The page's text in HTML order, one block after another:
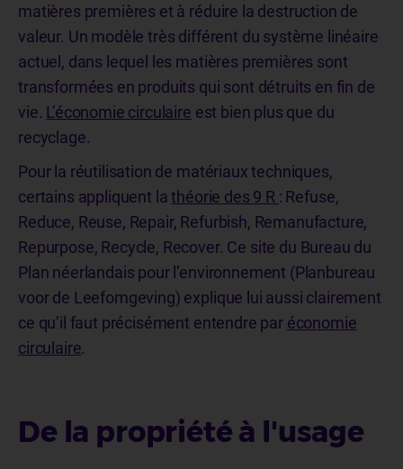
matières premières et à réduire la destruction de
valeur. Un modèle très différent du système linéaire
actuel, dans lequel les matières premières sont
transformées en produits qui sont détruits en fin de
vie. L’économie circulaire est bien plus que du
recyclage.
Pour la réutilisation de matériaux techniques,
certains appliquent lathéorie des 9 R : Refuse,
Reduce, Reuse, Repair, Refurbish, Remanufacture,
Repurpose, Recycle, Recover. Ce site du Bureau du
Plan néerlandais pour l’environnement (Planbureau
voor de Leefomgeving) explique lui aussi clairement
ce qu’il faut précisément entendre par économie
circulaire.
De la propriété à l'usage